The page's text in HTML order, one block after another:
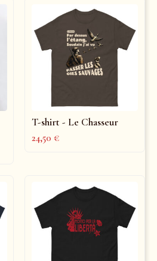
T-shirt - Le Chasseur
24,50€